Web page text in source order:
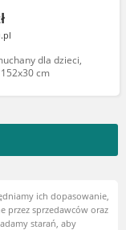
dla dzieci,
cm
ich dopasowanie,
przez sprzedawców oraz
starań, aby